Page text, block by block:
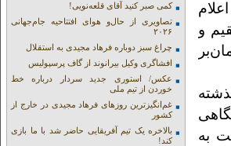
و
به
کمی صبر کنید آقای قلعه‌نویی!
تصاویری از حال‌و هوای افتتاحیه جام‌جهانی
۲۰۲۶
چراغ سبز دوباره فرهاد مجیدی به استقلال
افشاگری وکیل بیرانوند از گاف‌ پرسپولیس
عکس/ استوری جدید سردار درباره خط
خوردن از تیم ملی
غم‌انگیزترین روزهای فرهاد مجیدی در خارج از
کشور
بالاخره یک تیم آفریقایی حاضر شد با ما بازی
کند!